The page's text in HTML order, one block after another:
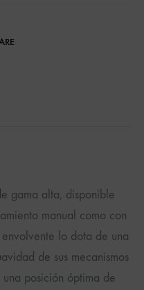
gama alta, disponible
manual como con
lo dota de una
de sus mecanismos
posición óptima de